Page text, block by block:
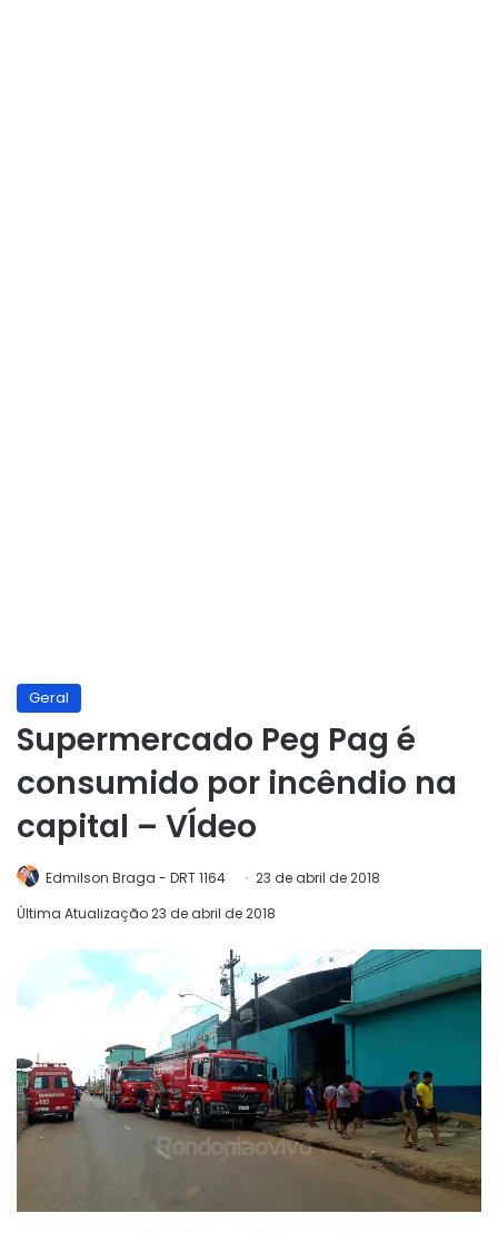
Geral
Supermercado Peg Pag é
consumido por incêndio na
capital – VÍdeo
Edmilson Braga - DRT 1164
23 de abril de 2018
Última Atualização 23 de abril de 2018